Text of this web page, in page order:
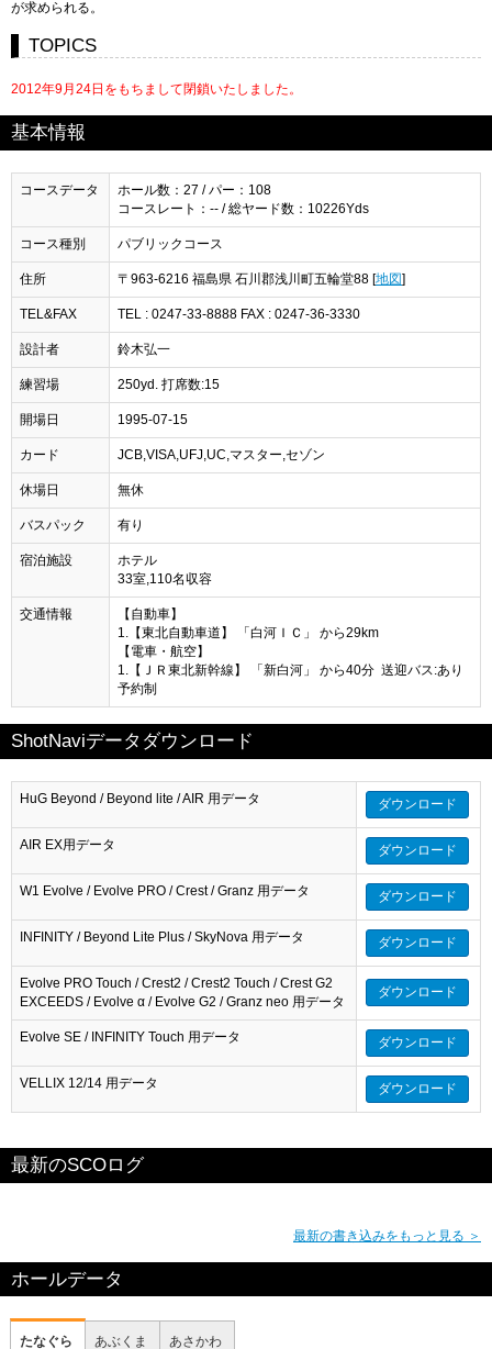
が求められる。
TOPICS
2012年9月24日をもちまして閉鎖いたしました。
基本情報
コースデータ
ホール数：27 / パー：108
コースレート：-- / 総ヤード数：10226Yds
コース種別 パブリックコース
住所 〒963-6216 福島県 石川郡浅川町五輪堂88 [地図]
TEL&FAX TEL : 0247-33-8888 FAX : 0247-36-3330
設計者 鈴木弘一
練習場 250yd. 打席数:15
開場日 1995-07-15
カード JCB,VISA,UFJ,UC,マスター,セゾン
休場日 無休
バスパック 有り
宿泊施設
ホテル
33室,110名収容
交通情報
【自動車】
1.【東北自動車道】 「白河ＩＣ」 から29km
【電車・航空】
1.【ＪＲ東北新幹線】 「新白河」 から40分 送迎バス:あり
予約制
ShotNaviデータダウンロード
HuG Beyond / Beyond lite / AIR 用データ ダウンロード
AIR EX用データ ダウンロード
W1 Evolve / Evolve PRO / Crest / Granz 用データ ダウンロード
INFINITY / Beyond Lite Plus / SkyNova 用データ ダウンロード
Evolve PRO Touch / Crest2 / Crest2 Touch / Crest G2
EXCEEDS / Evolve α / Evolve G2 / Granz neo 用データ
ダウンロード
Evolve SE / INFINITY Touch 用データ ダウンロード
VELLIX 12/14 用データ ダウンロード
最新のSCOログ
最新の書き込みをもっと見る ＞
ホールデータ
たなぐら あぶくま あさかわ